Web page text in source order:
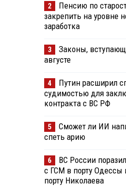
2
Пенсию по
закрепить на уровне
заработка
3
Законы,
августе
4
Путин расширил
судимостью для
контракта с ВС РФ
5
Сможет ли ИИ
спеть арию
6
ВС России
с ГСМ в порту Одессы
порту Николаева